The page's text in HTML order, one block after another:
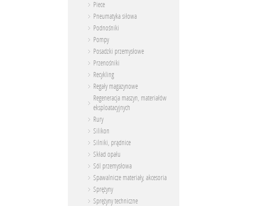
Piece
Pneumatyka siłowa
Podnośniki
Pompy
Posadzki przemysłowe
Przenośniki
Recykling
Regały magazynowe
Regeneracja maszyn, materiałów
eksploatacyjnych
Rury
Silikon
Silniki, prądnice
Skład opału
Sól przemysłowa
Spawalnicze materiały, akcesoria
Sprężyny
Sprężyny techniczne